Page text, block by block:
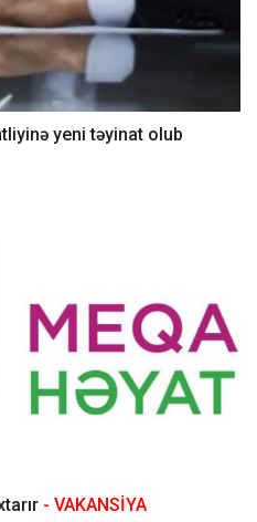
yeni təyinat olub
- VAKANSİYA